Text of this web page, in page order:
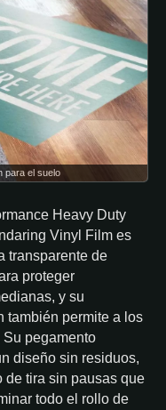
para el suelo
Heavy Duty
Vinyl Film es
transparente de
proteger
y su
también permite a los
Su pegamento
diseño sin residuos,
de tira sin pausas que
todo el rollo de